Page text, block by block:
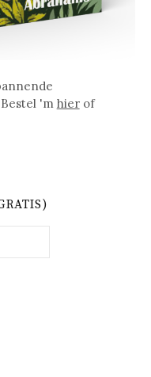
'm hierof